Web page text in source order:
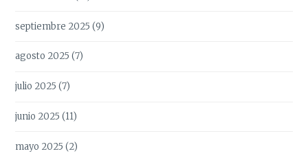
septiembre 2025 (9)
agosto 2025 (7)
julio 2025 (7)
junio 2025 (11)
mayo 2025 (2)